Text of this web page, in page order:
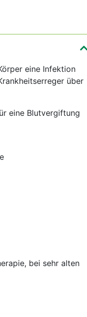
eine Infektion
über
eine Blutvergiftung
bei sehr alten